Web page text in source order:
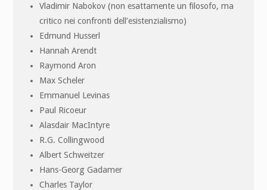
Vladimir Nabokov (non esattamente un filosofo, ma
critico nei confronti dell’esistenzialismo)
Edmund Husserl
Hannah Arendt
Raymond Aron
Max Scheler
Emmanuel Levinas
Paul Ricoeur
Alasdair MacIntyre
R.G. Collingwood
Albert Schweitzer
Hans-Georg Gadamer
Charles Taylor